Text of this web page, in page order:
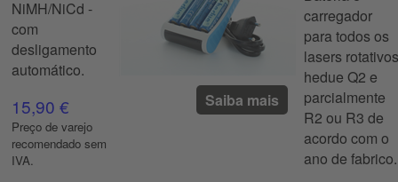
NiMH/NiCd -
com
desligamento
automático.
15,90 €
Preço de varejo
recomendado sem
IVA.
Saiba mais
carregador
para todos os
lasers rotativos
hedue Q2 e
parcialmente
R2 ou R3 de
acordo com o
ano de fabrico.